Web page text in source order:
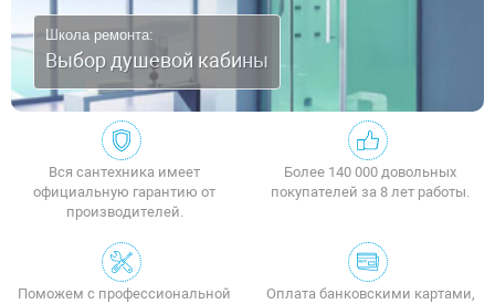
Школа ремонта:
Выбор душевой кабины
Вся сантехника имеет
официальную гарантию от
производителей.
Более 140 000 довольных
покупателей за 8 лет работы.
Поможем с профессиональной
Оплата банковскими картами,